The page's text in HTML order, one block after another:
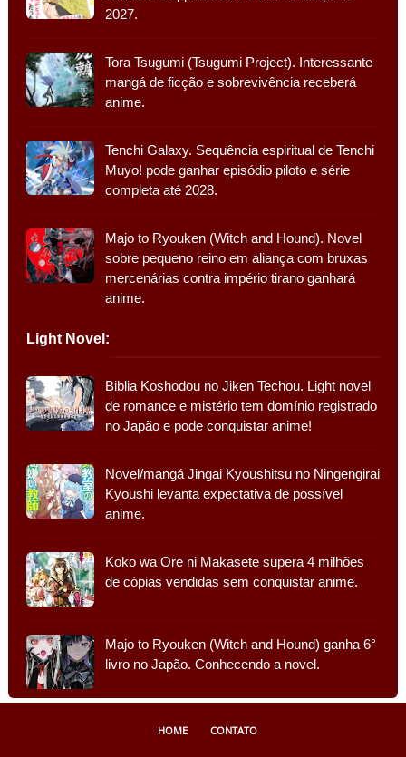
2027.
Tora Tsugumi (Tsugumi Project). Interessante
mangá de ficção e sobrevivência receberá
anime.
Tenchi Galaxy. Sequência espiritual de Tenchi
Muyo! pode ganhar episódio piloto e série
completa até 2028.
Majo to Ryouken (Witch and Hound). Novel
sobre pequeno reino em aliança com bruxas
mercenárias contra império tirano ganhará
anime.
Light Novel:
Biblia Koshodou no Jiken Techou. Light novel
de romance e mistério tem domínio registrado
no Japão e pode conquistar anime!
Novel/mangá Jingai Kyoushitsu no Ningengirai
Kyoushi levanta expectativa de possível
anime.
Koko wa Ore ni Makasete supera 4 milhões
de cópias vendidas sem conquistar anime.
Majo to Ryouken (Witch and Hound) ganha 6°
livro no Japão. Conhecendo a novel.
HOME CONTATO